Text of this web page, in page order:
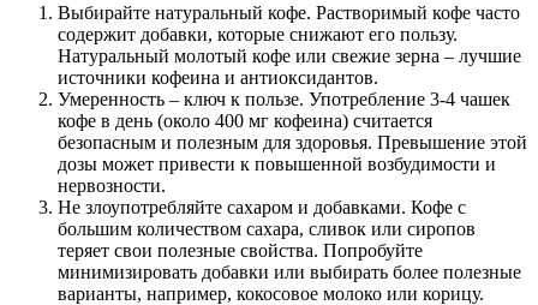
Выбирайте натуральный кофе. Растворимый кофе часто
содержит добавки, которые снижают его пользу.
Натуральный молотый кофе или свежие зерна – лучшие
источники кофеина и антиоксидантов.
Умеренность – ключ к пользе. Употребление 3-4 чашек
кофе в день (около 400 мг кофеина) считается
безопасным и полезным для здоровья. Превышение этой
дозы может привести к повышенной возбудимости и
нервозности.
Не злоупотребляйте сахаром и добавками. Кофе с
большим количеством сахара, сливок или сиропов
теряет свои полезные свойства. Попробуйте
минимизировать добавки или выбирать более полезные
варианты, например, кокосовое молоко или корицу.